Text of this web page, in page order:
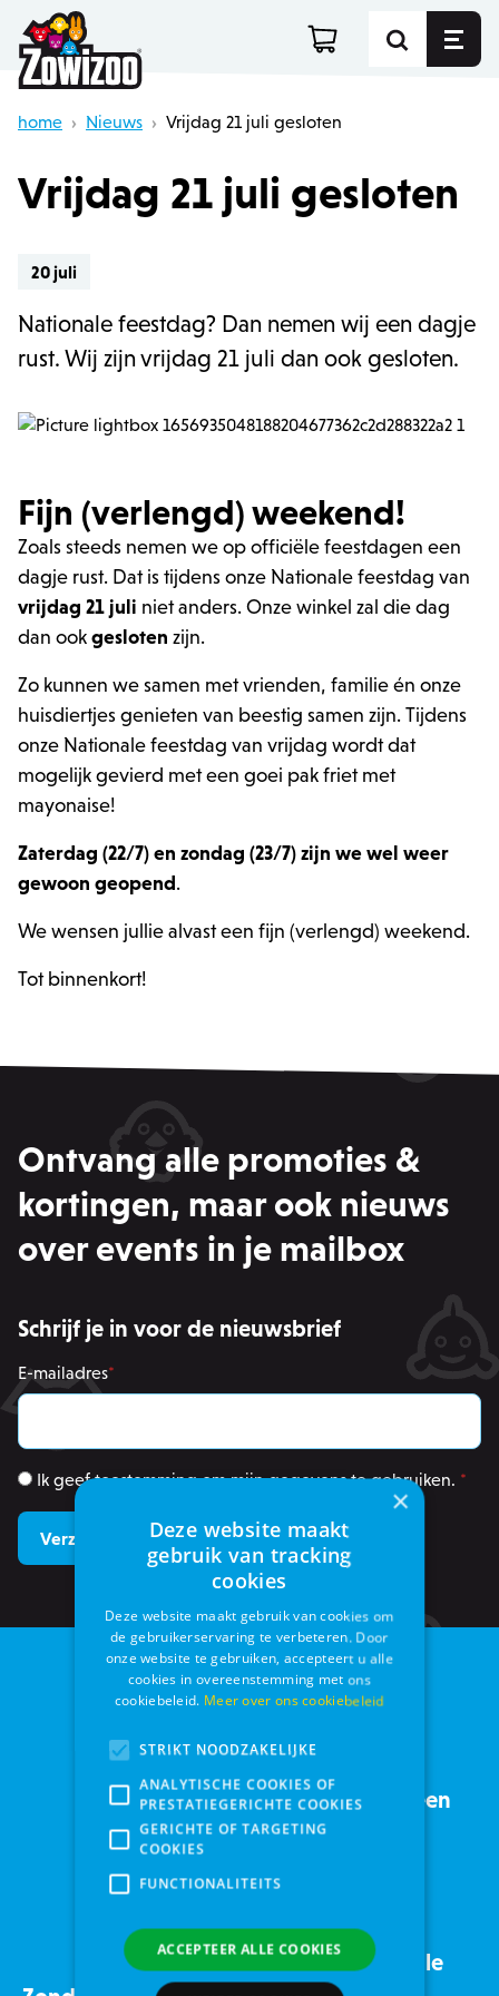
home › Nieuws › Vrijdag 21 juli gesloten
Vrijdag 21 juli gesloten
20 juli
Nationale feestdag? Dan nemen wij een dagje
rust. Wij zijn vrijdag 21 juli dan ook gesloten.
Fijn (verlengd) weekend!
Zoals steeds nemen we op officiële feestdagen een
dagje rust. Dat is tijdens onze Nationale feestdag van
vrijdag 21 juli niet anders. Onze winkel zal die dag
dan ook gesloten zijn.
Zo kunnen we samen met vrienden, familie én onze
huisdiertjes genieten van beestig samen zijn. Tijdens
onze Nationale feestdag van vrijdag wordt dat
mogelijk gevierd met een goei pak friet met
mayonaise!
Zaterdag (22/7) en zondag (23/7) zijn we wel weer
gewoon geopend .
We wensen jullie alvast een fijn (verlengd) weekend.
Tot binnenkort!
Ontvang alle promoties &
kortingen, maar ook nieuws
over events in je mailbox
Schrijf je in voor de nieuwsbrief
E-mailadres*
Ik geef toestemming om mijn gegevens te gebruiken. *
Sinds 2005
Service met een
4,5 op Google
×
Deze website maakt
gebruik van tracking
cookies
Deze website maakt gebruik van cookies om
de gebruikerservaring te verbeteren. Door
onze website te gebruiken, accepteert u alle
cookies in overeenstemming met ons
cookiebeleid. Meer over ons cookiebeleid
STRIKT NOODZAKELIJKE
ANALYTISCHE COOKIES OF
PRESTATIEGERICHTE COOKIES
GERICHTE OF TARGETING
COOKIES
FUNCTIONALITEITS
ACCEPTEER ALLE COOKIES